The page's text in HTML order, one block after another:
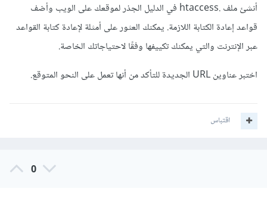
أنشئ ملف .htaccess في الدليل الجذر لموقعك على الويب وأضف
قواعد إعادة الكتابة اللازمة. يمكنك العثور على أمثلة لإعادة كتابة القواعد
عبر الإنترنت والتي يمكنك تكييفها وفقًا لاحتياجاتك الخاصة.
اختبر عناوين URL الجديدة للتأكد من أنها تعمل على النحو المتوقع.
اقتباس
0